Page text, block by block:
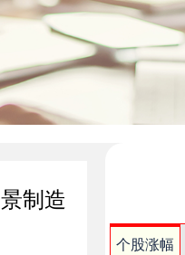
制造
个股涨幅